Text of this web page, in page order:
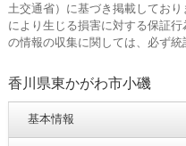
土交通省）に基づき掲載してお
により生じる損害に対する保証
の情報の収集に関しては、必ず統
香川県東かがわ市小磯
基本情報